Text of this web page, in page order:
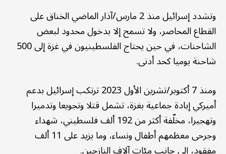
وتشدد إسرائيل منذ 2 مارس/آذار الماضي الخناق على
القطاع المحاصر، ولا تسمح إلا بدخول محدود لبعض
الشاحنات، في حين يحتاج الفلسطينيون في غزة إلى 500
شاحنة يوميا كحد أدنى.
ومنذ 7 أكتوبر/تشرين الأول 2023 ترتكب إسرائيل بدعم
أميركي إبادة جماعية بغزة، تشمل قتلا وتجويعا وتدميرا
وتهجيرا، مخلّفة أكثر من 192 ألف فلسطيني، شهداء
وجرحى معظمهم أطفال ونساء، وما يزيد على 11 ألف